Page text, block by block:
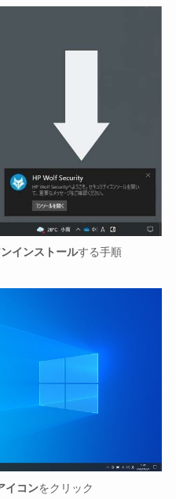
インストールする手順
イコンをクリック